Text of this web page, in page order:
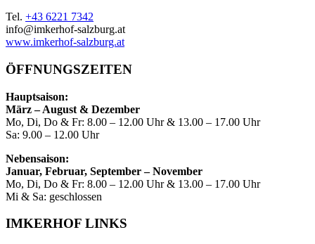
Tel. +43 6221 7342
info@imkerhof-salzburg.at
www.imkerhof-salzburg.at
ÖFFNUNGSZEITEN
Hauptsaison:
März – August & Dezember
Mo, Di, Do & Fr: 8.00 – 12.00 Uhr & 13.00 – 17.00 Uhr
Sa: 9.00 – 12.00 Uhr
Nebensaison:
Januar, Februar, September – November
Mo, Di, Do & Fr: 8.00 – 12.00 Uhr & 13.00 – 17.00 Uhr
Mi & Sa: geschlossen
IMKERHOF LINKS